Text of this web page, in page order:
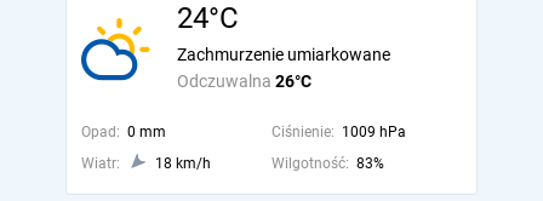
24°C
Odczuwalna 26°C
Zachmurzenie umiarkowane
Opad: 0 mm Ciśnienie: 1009 hPa
Wiatr:
18 km/h Wilgotność: 83%